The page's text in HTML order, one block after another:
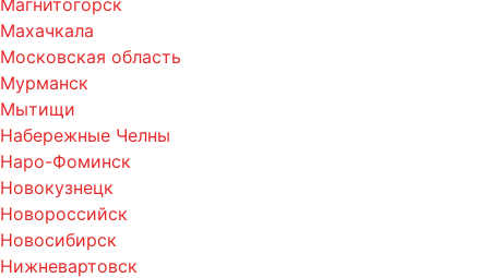
Магнитогорск
Махачкала
Московская область
Мурманск
Мытищи
Набережные Челны
Наро-Фоминск
Новокузнецк
Новороссийск
Новосибирск
Нижневартовск